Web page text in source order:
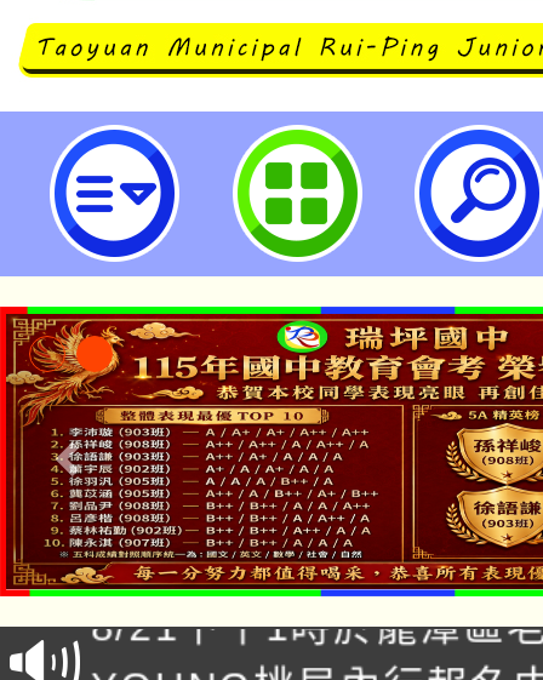
桃園市政府家庭教育中心原訂113
三)辦理「情緒障礙學生家長的溝
座，延至同年11月20日(星期三)下
名參加。-桃園市立瑞坪國民中學
「本色祭」8/29、30在
8/21下午1時於龍潭區
YOUNG桃局內行報名